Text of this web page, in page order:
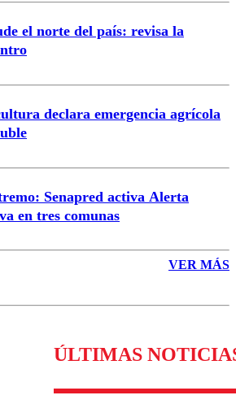
el norte del país: revisa la
declara emergencia agrícola
Senapred activa Alerta
en tres comunas
VER MÁS
ÚLTIMAS